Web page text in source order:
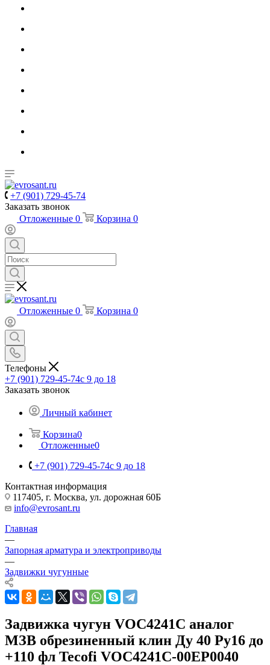
+7 (901) 729-45-74
Заказать звонок
Отложенные 0 Корзина 0
Отложенные 0 Корзина 0
Телефоны
+7 (901) 729-45-74c 9 до 18
Заказать звонок
Личный кабинет
Корзина0
Отложенные0
+7 (901) 729-45-74c 9 до 18
Контактная информация
117405, г. Москва, ул. дорожная 60Б
info@evrosant.ru
Главная
—
Запорная арматура и электроприводы
—
Задвижки чугунные
Задвижка чугун VOC4241C аналог
МЗВ обрезиненный клин Ду 40 Ру16 до
+110 фл Tecofi VOC4241C-00EP0040